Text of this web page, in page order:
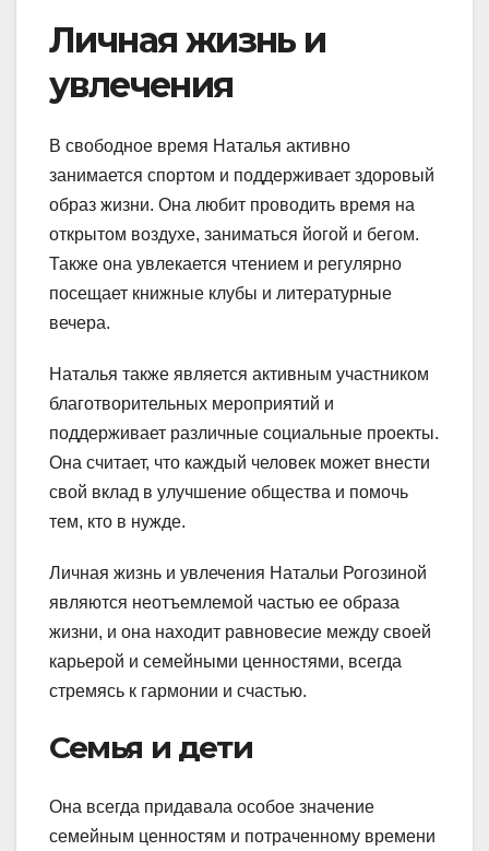
Личная жизнь и
увлечения
В свободное время Наталья активно
занимается спортом и поддерживает здоровый
образ жизни. Она любит проводить время на
открытом воздухе, заниматься йогой и бегом.
Также она увлекается чтением и регулярно
посещает книжные клубы и литературные
вечера.
Наталья также является активным участником
благотворительных мероприятий и
поддерживает различные социальные проекты.
Она считает, что каждый человек может внести
свой вклад в улучшение общества и помочь
тем, кто в нужде.
Личная жизнь и увлечения Натальи Рогозиной
являются неотъемлемой частью ее образа
жизни, и она находит равновесие между своей
карьерой и семейными ценностями, всегда
стремясь к гармонии и счастью.
Семья и дети
Она всегда придавала особое значение
семейным ценностям и потраченному времени